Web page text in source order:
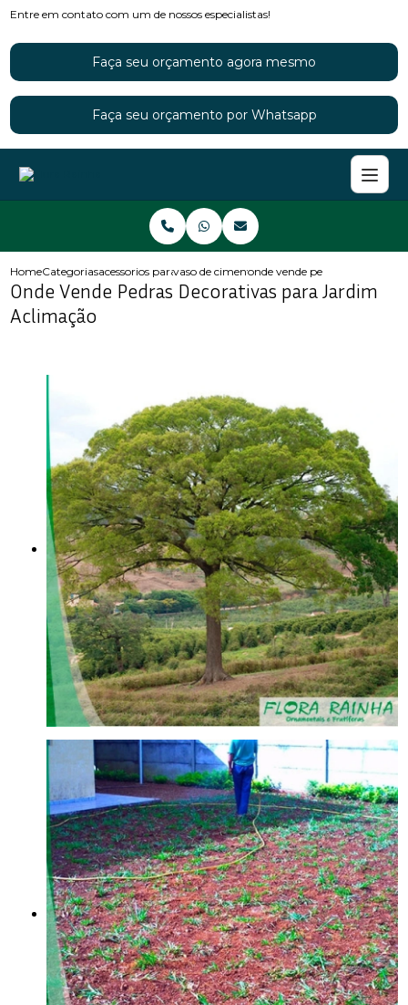
Entre em contato com um de nossos especialistas!
Faça seu orçamento agora mesmo
Faça seu orçamento por Whatsapp
HomeCategoriasacessorios para jardinsvaso de cimento para jardim
onde vende pedras
Onde Vende Pedras Decorativas para Jardim
Aclimação